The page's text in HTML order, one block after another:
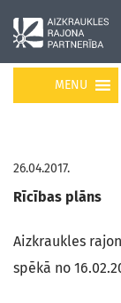
MENU
26.04.2017.
Rīcības plāns
Aizkraukles
spēkā no